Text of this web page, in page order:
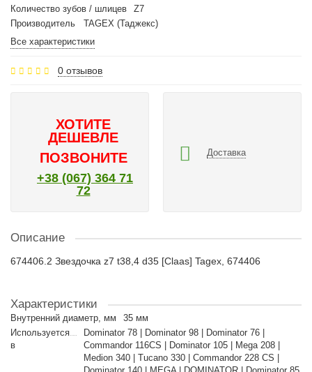
Количество зубов / шлицев
Z7
Производитель
TAGEX (Таджекс)
Все характеристики
0 отзывов
ХОТИТЕ
ДЕШЕВЛЕ
ПОЗВОНИТЕ
+38 (067) 364 71
72
Доставка
Описание
674406.2 Звездочка z7 t38,4 d35 [Claas] Tagex, 674406
Характеристики
Внутренний диаметр, мм
35 мм
Используется
в
Dominator 78 | Dominator 98 | Dominator 76 |
Commandor 116CS | Dominator 105 | Mega 208 |
Medion 340 | Tucano 330 | Commandor 228 CS |